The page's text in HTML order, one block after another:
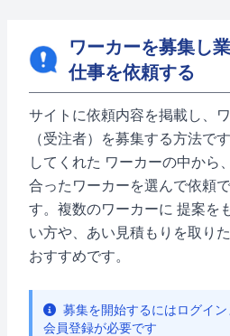
ワーカーを募集し
仕事を依頼する
サイトに依頼内容を掲載し、
（受注者）を募集する方法で
してくれた ワーカーの中から
合ったワーカーを選んで依頼
す。複数のワーカーに 提案を
い方や、あい見積もりを取り
おすすめです。
募集を開始するにはログイン
会員登録が必要です